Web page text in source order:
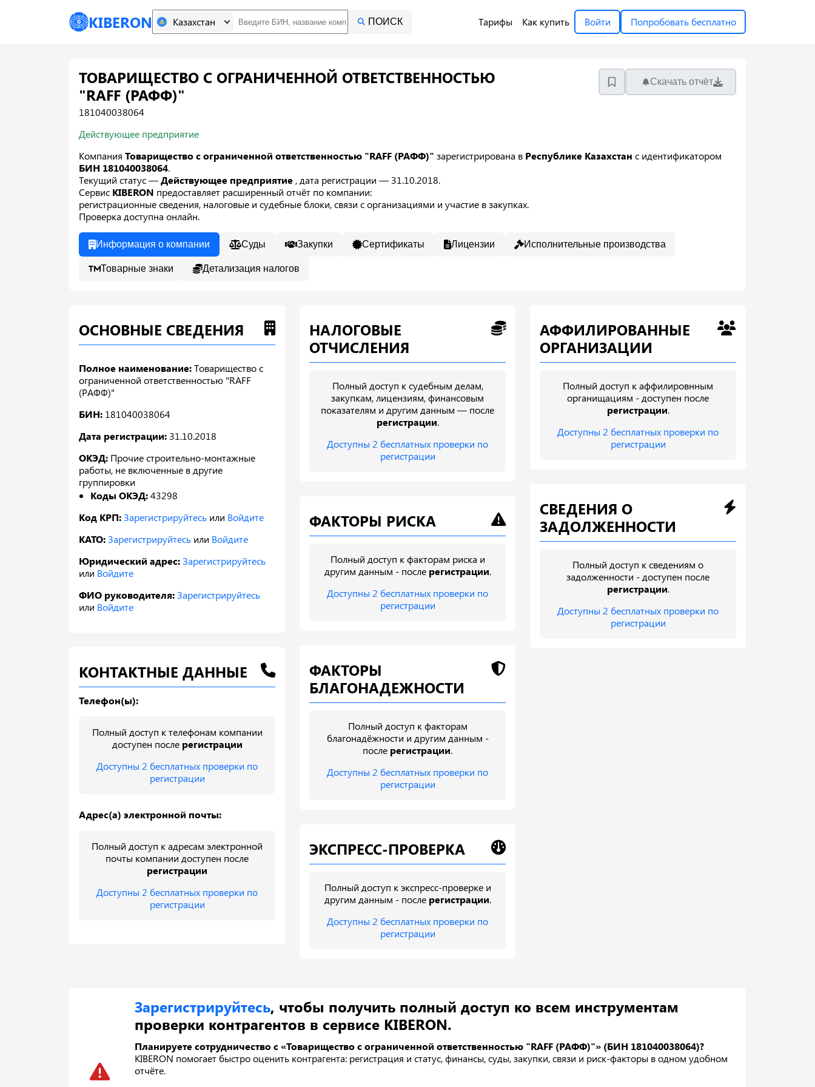
KIBERON Казахстан ПОИСК Тарифы Как купить Войти Попробовать бесплатно
ТОВАРИЩЕСТВО С ОГРАНИЧЕННОЙ ОТВЕТСТВЕННОСТЬЮ
"RAFF (РАФФ)"
181040038064
Скачать отчёт
Действующее предприятие
Компания Товарищество с ограниченной ответственностью "RAFF (РАФФ)" зарегистрирована в Республике Казахстан с идентификатором
БИН 181040038064.
Текущий статус —Действующее предприятие , дата регистрации — 31.10.2018.
Сервис KIBERON предоставляет расширенный отчёт по компании:
регистрационные сведения, налоговые и судебные блоки, связи с организациями и участие в закупках.
Проверка доступна онлайн.
Информация о компании Суды Закупки Сертификаты Лицензии Исполнительные производства
Товарные знаки Детализация налогов
ОСНОВНЫЕ СВЕДЕНИЯ
Полное наименование:Товарищество с
ограниченной ответственностью "RAFF
(РАФФ)"
БИН: 181040038064
Дата регистрации: 31.10.2018
ОКЭД: Прочие строительно-монтажные
работы, не включенные в другие
группировки
Коды ОКЭД:43298
Код КРП:Зарегистрируйтесь или Войдите
КАТО:Зарегистрируйтесь или Войдите
Юридический адрес:Зарегистрируйтесь
или Войдите
ФИО руководителя:Зарегистрируйтесь
или Войдите
КОНТАКТНЫЕ ДАННЫЕ
Телефон(ы):
Полный доступ к телефонам компании
доступен после регистрации
Доступны 2 бесплатных проверки по
регистрации
Адрес(а) электронной почты:
Полный доступ к адресам электронной
почты компании доступен после
регистрации
Доступны 2 бесплатных проверки по
регистрации
НАЛОГОВЫЕ
ОТЧИСЛЕНИЯ
Полный доступ к судебным делам,
закупкам, лицензиям, финансовым
показателям и другим данным — после
регистрации.
Доступны 2 бесплатных проверки по
регистрации
ФАКТОРЫ РИСКА
Полный доступ к факторам риска и
другим данным - после регистрации.
Доступны 2 бесплатных проверки по
регистрации
ФАКТОРЫ
БЛАГОНАДЕЖНОСТИ
Полный доступ к факторам
благонадёжности и другим данным -
после регистрации.
Доступны 2 бесплатных проверки по
регистрации
ЭКСПРЕСС-ПРОВЕРКА
Полный доступ к экспресс-проверке и
другим данным - после регистрации.
Доступны 2 бесплатных проверки по
регистрации
АФФИЛИРОВАННЫЕ
ОРГАНИЗАЦИИ
Полный доступ к аффилировнным
органищациям - доступен после
регистрации.
Доступны 2 бесплатных проверки по
регистрации
СВЕДЕНИЯ О
ЗАДОЛЖЕННОСТИ
Полный доступ к сведениям о
задолженности - доступен после
регистрации.
Доступны 2 бесплатных проверки по
регистрации
Зарегистрируйтесь, чтобы получить полный доступ ко всем инструментам
проверки контрагентов в сервисе KIBERON.
Планируете сотрудничество с «Товарищество с ограниченной ответственностью "RAFF (РАФФ)"» (БИН 181040038064)?
KIBERON помогает быстро оценить контрагента: регистрация и статус, финансы, суды, закупки, связи и риск-факторы в одном удобном
отчёте.